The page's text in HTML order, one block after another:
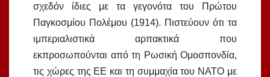
σχεδόν ίδιες με τα γεγονότα του Πρώτου
Παγκοσμίου Πολέμου (1914). Πιστεύουν ότι τα
ιμπεριαλιστικά αρπακτικά που
εκπροσωπούνται από τη Ρωσική Ομοσπονδία,
τις χώρες της ΕΕ και τη συμμαχία του ΝΑΤΟ με